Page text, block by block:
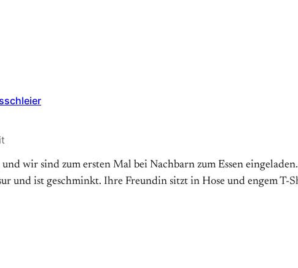
wir sind zum ersten Mal bei Nachbarn zum Essen
und ist geschminkt. Ihre Freundin sitzt in Hose und engem T-